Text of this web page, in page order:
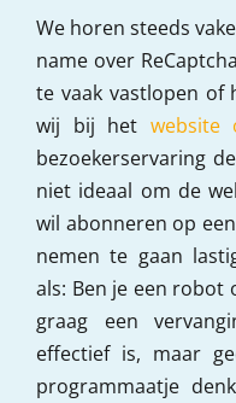
We horen steeds
name over
te vaak vastlopen of
wij bij het website
bezoekerservaring
niet ideaal om de
wil abonneren op
nemen te gaan
als: Ben je een robot
graag een
effectief is, maar
programmaatje